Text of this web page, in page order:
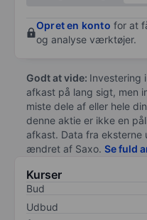
Opret en konto for at
og analyse værktøjer.
Godt at vide: Investering
afkast på lang sigt, men
miste dele af eller hele
denne aktie er ikke en
afkast. Data fra
ændret af Saxo. Se fuld
Kurser
Bud
Udbud